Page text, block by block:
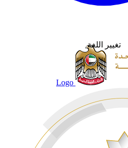
تغيير اللغة
Logo